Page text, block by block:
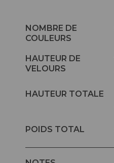
NOMBRE DE
COULEURS
HAUTEUR DE
VELOURS
HAUTEUR TOTALE
POIDS TOTAL